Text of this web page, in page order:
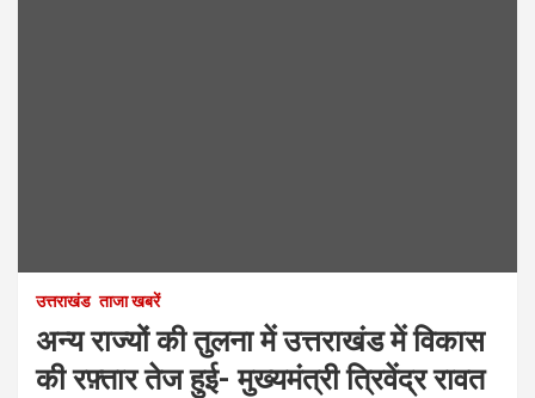
उत्तराखंड ताजा खबरें
अन्य राज्यों की तुलना में उत्तराखंड में विकास
की रफ़्तार तेज हुई- मुख्यमंत्री त्रिवेंद्र रावत